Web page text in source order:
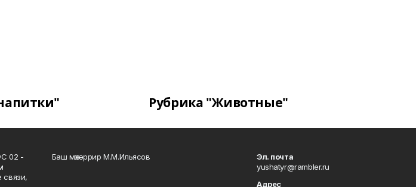
Рубрика "Животные"
02 -
связи,
Баш мөхәррир М.М.Ильясов
Эл. почта
yushatyr@rambler.ru
Адрес